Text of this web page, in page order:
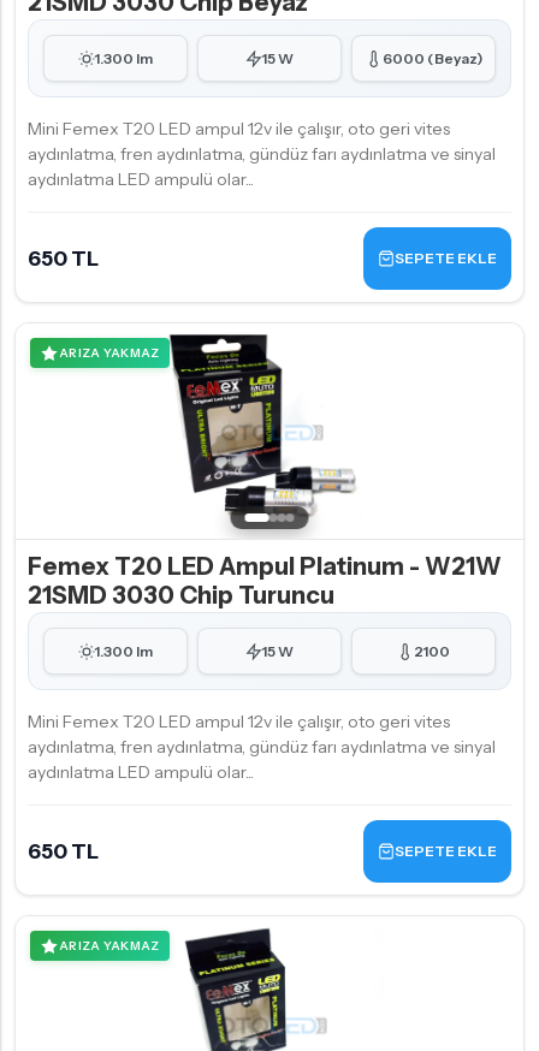
1.300 lm 15 W 6000 (Beyaz)
Mini Femex T20 LED ampul 12v ile çalışır, oto geri vites
aydınlatma, fren aydınlatma, gündüz farı aydınlatma ve sinyal
aydınlatma LED ampulü olar...
650 TL SEPETE EKLE
ARIZA YAKMAZ
Femex T20 LED Ampul Platinum - W21W
21SMD 3030 Chip Turuncu
1.300 lm 15 W 2100
Mini Femex T20 LED ampul 12v ile çalışır, oto geri vites
aydınlatma, fren aydınlatma, gündüz farı aydınlatma ve sinyal
aydınlatma LED ampulü olar...
650 TL SEPETE EKLE
ARIZA YAKMAZ